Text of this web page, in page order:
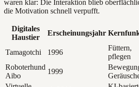
waren klar: Die Interaktion blieb
die Motivation schnell verpufft.
Digitales
Haustier
Erscheinungsjahr
Tamagotchi 1996
Füttern,
pflegen
Roboterhund
Aibo
1999